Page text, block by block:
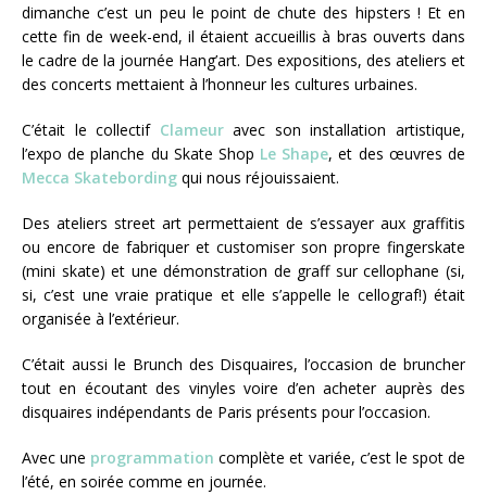
dimanche c’est un peu le point de chute des hipsters ! Et en
cette fin de week-end, il étaient accueillis à bras ouverts dans
le cadre de la journée Hang’art. Des expositions, des ateliers et
des concerts mettaient à l’honneur les cultures urbaines.
C’était le collectif Clameur avec son installation artistique,
l’expo de planche du Skate Shop Le Shape, et des œuvres de
Mecca Skatebording qui nous réjouissaient.
Des ateliers street art permettaient de s’essayer aux graffitis
ou encore de fabriquer et customiser son propre fingerskate
(mini skate) et une démonstration de graff sur cellophane (si,
si, c’est une vraie pratique et elle s’appelle le cellograf!) était
organisée à l’extérieur.
C’était aussi le Brunch des Disquaires, l’occasion de bruncher
tout en écoutant des vinyles voire d’en acheter auprès des
disquaires indépendants de Paris présents pour l’occasion.
Avec une programmation complète et variée, c’est le spot de
l’été, en soirée comme en journée.